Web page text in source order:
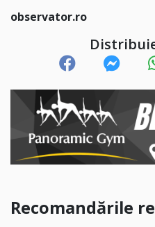
observator.ro
Recomandările